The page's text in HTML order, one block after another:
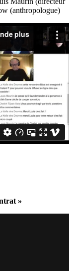
(anthropologue)
»